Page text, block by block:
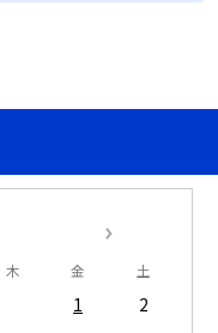
木 金 土
1
2